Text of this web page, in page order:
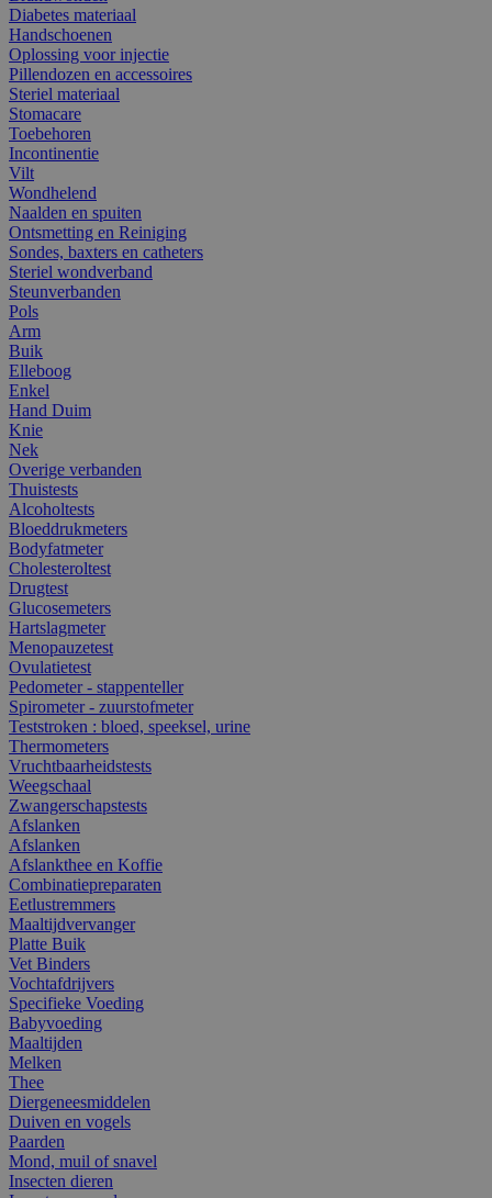
Diabetes materiaal
Handschoenen
Oplossing voor injectie
Pillendozen en accessoires
Steriel materiaal
Stomacare
Toebehoren
Incontinentie
Vilt
Wondhelend
Naalden en spuiten
Ontsmetting en Reiniging
Sondes, baxters en catheters
Steriel wondverband
Steunverbanden
Pols
Arm
Buik
Elleboog
Enkel
Hand Duim
Knie
Nek
Overige verbanden
Thuistests
Alcoholtests
Bloeddrukmeters
Bodyfatmeter
Cholesteroltest
Drugtest
Glucosemeters
Hartslagmeter
Menopauzetest
Ovulatietest
Pedometer - stappenteller
Spirometer - zuurstofmeter
Teststroken : bloed, speeksel, urine
Thermometers
Vruchtbaarheidstests
Weegschaal
Zwangerschapstests
Afslanken
Afslanken
Afslankthee en Koffie
Combinatiepreparaten
Eetlustremmers
Maaltijdvervanger
Platte Buik
Vet Binders
Vochtafdrijvers
Specifieke Voeding
Babyvoeding
Maaltijden
Melken
Thee
Diergeneesmiddelen
Duiven en vogels
Paarden
Mond, muil of snavel
Insecten dieren